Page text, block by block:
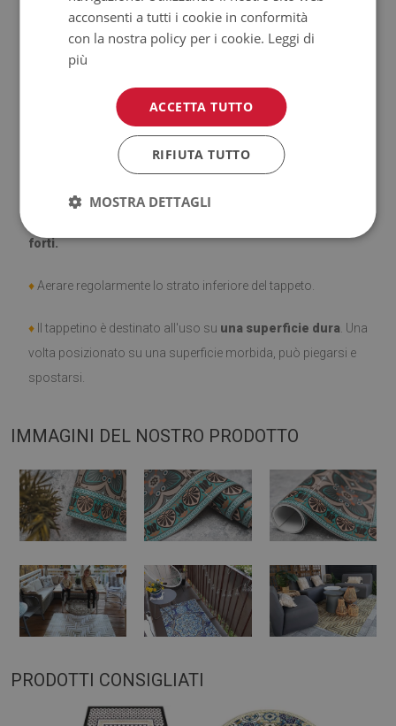
Prodotto facile da pulire,resistente alle macchie e
all'acqua.
Si ricorda che i danni causati dall'uso dovuto al trascorrere
del tempo (es. abrasioni) non sono soggetti a reclami.
Come prendersi cura del prodotto?
forti.
♦ Aerare regolarmente lo strato inferiore del tappeto.
♦ Il tappetino è destinato all'uso su una superficie dura . Una
volta posizionato su una superficie morbida, può piegarsi e
spostarsi.
IMMAGINI DEL NOSTRO PRODOTTO
PRODOTTI CONSIGLIATI
acconsenti a tutti i cookie in conformità
con la nostra policy per i cookie. Leggi di
più
ACCETTA TUTTO
RIFIUTA TUTTO
MOSTRA DETTAGLI